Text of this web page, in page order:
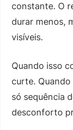
constante. O
durar menos,
visíveis.
Quando isso
curte.
só sequência
desconforto